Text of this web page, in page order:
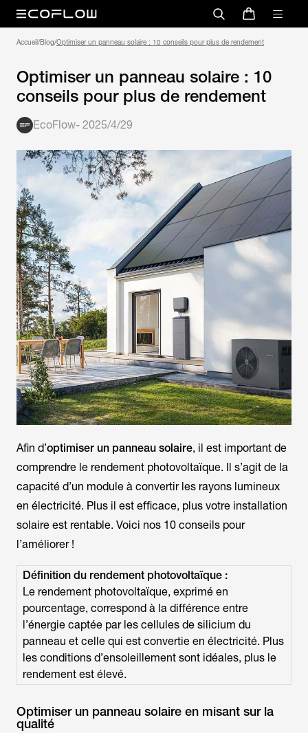
Accueil/Blog/Optimiser un panneau solaire : 10 conseils pour plus de rendement
Optimiser un panneau solaire : 10
conseils pour plus de rendement
EcoFlow- 2025/4/29
Afin d’optimiser un panneau solaire, il est important de
comprendre le rendement photovoltaïque. Il s’agit de la
capacité d’un module à convertir les rayons lumineux
en électricité. Plus il est efficace, plus votre installation
solaire est rentable. Voici nos 10 conseils pour
l’améliorer !
Définition du rendement photovoltaïque :
Le rendement photovoltaïque, exprimé en
pourcentage, correspond à la différence entre
l’énergie captée par les cellules de silicium du
panneau et celle qui est convertie en électricité. Plus
les conditions d’ensoleillement sont idéales, plus le
rendement est élevé.
Optimiser un panneau solaire en misant sur la
qualité